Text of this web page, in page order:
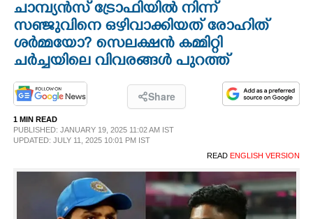
OPINION
PHOTOS
ചാമ്പ്യൻസ് ട്രോഫിയിൽ നിന്ന്
സഞ്ജുവിനെ ഒഴിവാക്കിയത് രോഹിത്
ശർമ്മയോ? സെലക്ഷൻ കമ്മിറ്റി
ചർച്ചയിലെ വിവരങ്ങൾ പുറത്ത്
Share
1 MIN READ
PUBLISHED: JANUARY 19, 2025 11:02 AM IST
UPDATED: JULY 11, 2025 10:01 PM IST
READ ENGLISH VERSION